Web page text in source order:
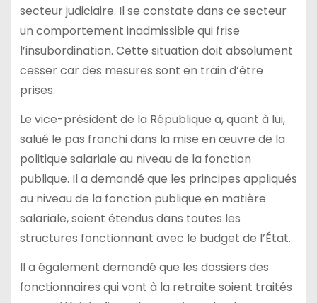
secteur judiciaire. Il se constate dans ce secteur
un comportement inadmissible qui frise
l’insubordination. Cette situation doit absolument
cesser car des mesures sont en train d’être
prises.
Le vice-président de la République a, quant à lui,
salué le pas franchi dans la mise en œuvre de la
politique salariale au niveau de la fonction
publique. Il a demandé que les principes appliqués
au niveau de la fonction publique en matière
salariale, soient étendus dans toutes les
structures fonctionnant avec le budget de l’État.
Il a également demandé que les dossiers des
fonctionnaires qui vont à la retraite soient traités